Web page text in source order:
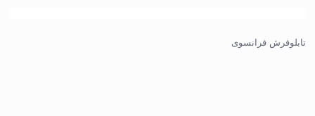
تابلوفرش فرانسوی